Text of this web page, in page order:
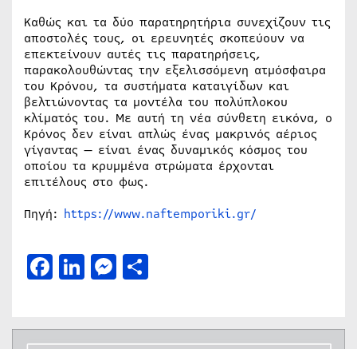
Καθώς και τα δύο παρατηρητήρια συνεχίζουν τις
αποστολές τους, οι ερευνητές σκοπεύουν να
επεκτείνουν αυτές τις παρατηρήσεις,
παρακολουθώντας την εξελισσόμενη ατμόσφαιρα
του Κρόνου, τα συστήματα καταιγίδων και
βελτιώνοντας τα μοντέλα του πολύπλοκου
κλίματός του. Με αυτή τη νέα σύνθετη εικόνα, ο
Κρόνος δεν είναι απλώς ένας μακρινός αέριος
γίγαντας — είναι ένας δυναμικός κόσμος του
οποίου τα κρυμμένα στρώματα έρχονται
επιτέλους στο φως.
Πηγή: https://www.naftemporiki.gr/
Facebook
LinkedIn
Messenger